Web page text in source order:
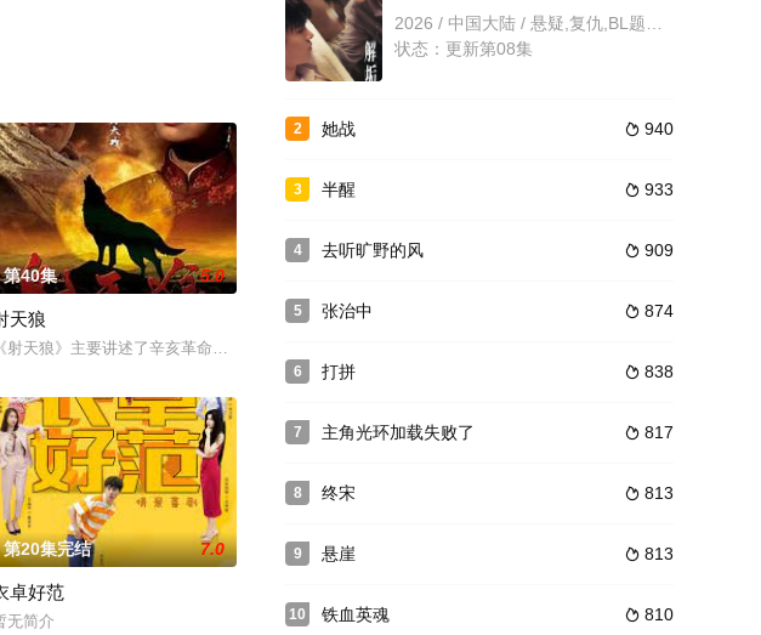
完整版电视剧全集就上天堂
自我怀疑和挣扎之后，他与好兄弟邵
的“劝和小组”，帮助其他居民走出困境的故事。这些故事中有夫妻感情不和
第40集 5.0
天狼
《射天狼》主要讲述了辛亥革命到抗日战 争爆发前，发生在大西北的一段传奇故事 。该剧重要情节是围绕着
往调查。与王胖子、张起灵、白昊天等一
第20集完结 7.0
卓好范
无简介
状态：更新第08集
2  940
她战
3  933
半醒
4  909
去听旷野的风
5  874
张治中
6  838
打拼
7  817
主角光环加载失败了
8  813
终宋
9  813
悬崖
10  810
铁血英魂